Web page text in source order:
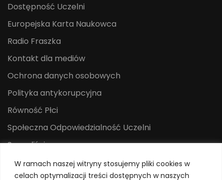
W ramach naszej witryny stosujemy pliki cookies w
celach optymalizacji treści dostępnych w naszych
Dostępność Uczelni
Europejska Karta Naukowca
Radio Fraszka
Kontakt dla mediów
Ochrona danych osobowych
Polityka antykorupcyjna
Równość Płci
Społeczna Odpowiedzialność Uczelni
Sygnaliści
Centrum Mediów i Promocji